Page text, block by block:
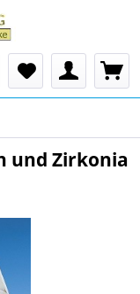
und Zirkonia